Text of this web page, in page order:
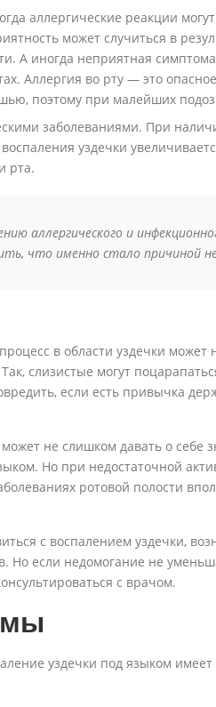
аллергические реакции
может случиться в
А иногда неприятная
Аллергия во рту — это
поэтому при малейших
заболеваниями. При
уздечки
рта.
аллергического и
что именно стало причиной
в области уздечки может
слизистые могут
если есть привычка
не слишком давать о себе
Но при недостаточной
ротовой полости
с воспалением уздечки,
Но если недомогание не
с врачом.
уздечки под языком